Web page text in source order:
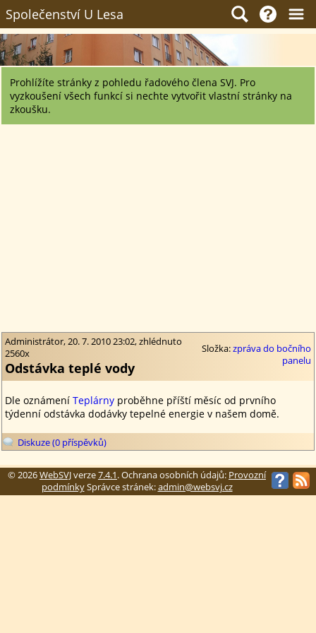
Společenství U Lesa
Prohlížíte stránky z pohledu řadového člena SVJ. Pro
vyzkoušení všech funkcí si nechte vytvořit vlastní stránky na
zkoušku.
Administrátor, 20. 7. 2010 23:02, zhlédnuto
2560x
Odstávka teplé vody
Složka:zpráva do bočního
panelu
Dle oznámení Teplárny proběhne příští měsíc od prvního
týdenní odstávka dodávky tepelné energie v našem domě.
Diskuze (0 příspěvků)
© 2026WebSVJverze7.4.1. Ochrana osobních údajů: Provozní
podmínkySprávce stránek:admin@websvj.cz